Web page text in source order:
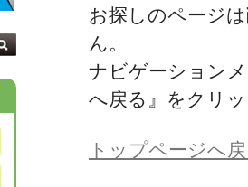
お探しのページ
ん。
ナビゲーション
へ戻る』をクリ
トップページへ